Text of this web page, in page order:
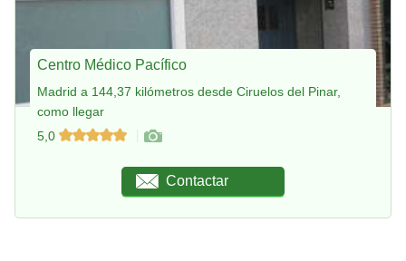
Centro Médico Pacífico
Madrid a 144,37 kilómetros desde Ciruelos del Pinar,
como llegar
5,0
Contactar